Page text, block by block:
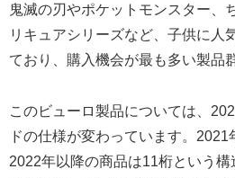
鬼滅の刃やポケットモンスター、
リキュアシリーズなど、子供に人
ており、購入機会が最も多い製品
このビューロ製品については、
ドの仕様が変わっています。2021
2022年以降の商品は11桁という構